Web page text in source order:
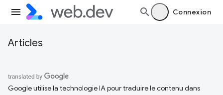
Connexion
Articles
Google utilise la technologie IA pour traduire le contenu dans